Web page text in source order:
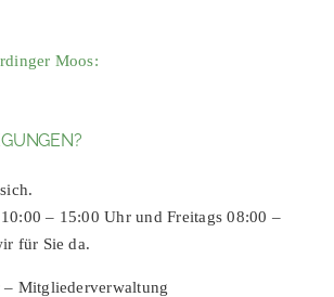
Moos:
– 15:00 Uhr und Freitags 08:00 –
für Sie da.
– Mitgliederverwaltung